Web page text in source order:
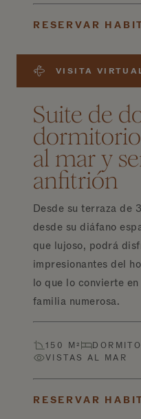
RESERVAR
VISITA
Suite de
al mar y
anfitrión
Desde su terraza de
desde su diáfano
que lujoso, podrá
impresionantes del
lo que lo convierte
familia numerosa.
150 M²
VISTAS AL MAR
RESERVAR